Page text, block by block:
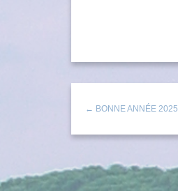
← BONNE ANNÉE 2025